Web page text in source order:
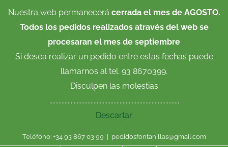
Nuestra web permanecerá cerrada el mes de AGOSTO.
Todos los pedidos realizados através del web se
procesaran el mes de septiembre
Si desea realizar un pedido entre estas fechas puede
llamarnos al tel. 93 8670399.
Disculpen las molestias
.....................................................................................
Descartar
Teléfono: +34 93 867 03 99 pedidosfontanillas@gmail.com